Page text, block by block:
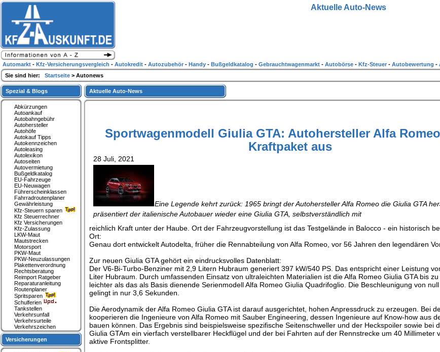
Aktuelle Auto-News
Sportwagenmodell Giulia GTA: Autohersteller Alfa
Kraftpaket aus
28 Juli, 2021
Eine Legende kehrt zurück: 1965 bringt der Autohersteller Alfa Romeo die Giulia GTA
präsentiert der italienische Autobauer wieder eine Giulia GTA, selbstverständlich mit
reichlich Kraft unter der Haube. Ort der Fahrzeugvorstellung ist das Testgelände in Balocco - ein historisch
Ort:
Genau dort entwickelt Autodelta, früher die Rennabteilung von Alfa Romeo, vor 56 Jahren den legendären
Zur neuen Giulia GTA gehört ein eindrucksvolles Datenblatt:
Der V6-Bi-Turbo-Benziner mit 2,9 Litern Hubraum generiert 397 kW/540 PS. Das entspricht einer Leistung
Liter Hubraum. Durch umfassenden Einsatz von ultraleichten Materialien ist die Alfa Romeo Giulia GTA bis
leichter als das als Basis dienende Serienmodell Alfa Romeo Giulia Quadrifoglio. Die Beschleunigung von
gelingt in nur 3,6 Sekunden.
Die Aerodynamik der Alfa Romeo Giulia GTA ist darauf ausgerichtet, hohen Anpressdruck zu erzeugen. Bei
kooperieren die Ingenieure von Alfa Romeo mit Sauber Engineering, dessen Ingenieure auf Know-how aus
bauen können. Das Ergebnis sind beispielsweise spezifische Seitenschweller und der Heckspoiler sowie bei
Giulia GTAm ein vierfach verstellbarer Heckflügel und der bei Fahrten auf der Rennstrecke um 40 Millimeter
aktive Frontsplitter.
Spezial & Blogs
Abkürzungen
Autoankauf
Autobahngebühr
Autohersteller
Autohöfe
Autokauf Tipps
Autokennzeichen
Autoleasing
Autolexikon
Autoseiten
Autovermietung
Bußgeldkatalog
EU-Fahrzeuge
EU-Neuwagen
Führerscheinklassen
Fahrradroutenplaner
Gewährleistung
Kfz-Steuern sparen
Kfz Steuerrechner
Kfz Versicherungen
Kfz-Zulassung
LKW-Maut
Mautstrecken
Motorsport
PKW-Maut
PKW-Neuzulassungen
Plakettenverordnung
Rechtsberatung
Reimport Ratgeber
Reparaturanleitung
Routenplaner
Spritsparen
Schulferien
Tankstellen
Verkehrsunfall
Verkehrsurteile
Verkehrszeichen
Versicherungen
Aktuelle Auto-News
Automarkt - Kfz-Versicherungsvergleich - Autokredit - Autozubehör - Handy - Bußgeldkatalog - Gebrauchtwagenmarkt - Autobörse - Kfz-Steuer - Autobewertung -
Sie sind hier: Startseite > Autonews